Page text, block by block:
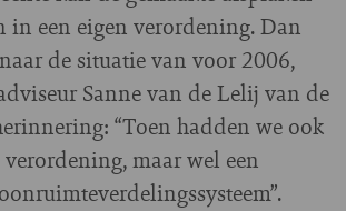
in een eigen verordening. Dan
de situatie van voor 2006,
Sanne van de Lelij van de
“Toen hadden we ook
maar wel een